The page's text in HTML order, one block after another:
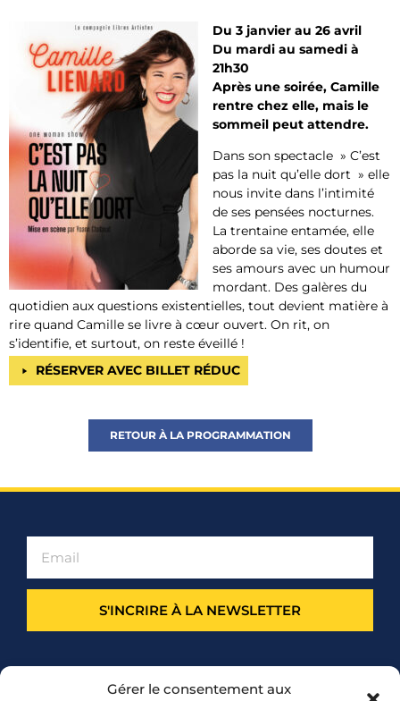
Gérer le consentement aux
Du 3 janvier au 26 avril
Du mardi au samedi à
21h30
Après une soirée, Camille
rentre chez elle, mais le
sommeil peut attendre.
Dans son spectacle » C’est
pas la nuit qu’elle dort » elle
nous invite dans l’intimité
de ses pensées nocturnes.
La trentaine entamée, elle
aborde sa vie, ses doutes et
ses amours avec un humour
mordant. Des galères du
quotidien aux questions existentielles, tout devient matière à
rire quand Camille se livre à cœur ouvert. On rit, on
s’identifie, et surtout, on reste éveillé !
RÉSERVER AVEC BILLET RÉDUC
RETOUR À LA PROGRAMMATION
S'INCRIRE À LA NEWSLETTER